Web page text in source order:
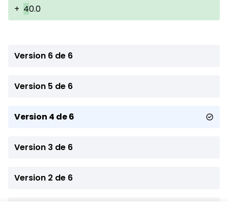
+ 40.0
Version 6 de 6
Version 5 de 6
Version 4 de 6
Version 3 de 6
Version 2 de 6